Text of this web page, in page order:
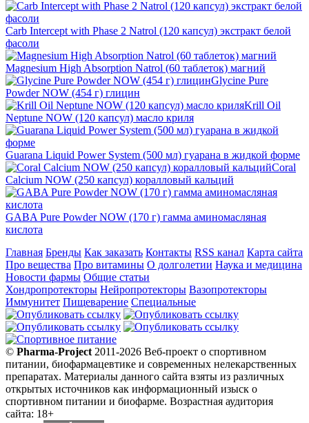
Carb Intercept with Phase 2 Natrol (120 капсул) экстракт белой
фасоли
Magnesium High Absorption Natrol (60 таблеток) магний
Glycine Pure
Powder NOW (454 г) глицин
Krill Oil
Neptune NOW (120 капсул) масло криля
Guarana Liquid Power System (500 мл) гуарана в жидкой форме
Coral
Calcium NOW (250 капсул) коралловый кальций
GABA Pure Powder NOW (170 г) гамма аминомасляная
кислота
Главная Бренды Как заказать Контакты RSS канал Карта сайта
Про вещества Про витамины О долголетии Наука и медицина
Новости фармы Общие статьи
Хондропротекторы Нейропротекторы Вазопротекторы
Иммунитет Пищеварение Специальные
© Pharma-Project 2011-2026 Веб-проект о спортивном
питании, биофармацевтике и современных нелекарственных
препаратах. Материалы данного сайта взяты из различных
открытых источников как информационный изыск о
спортивном питании и биофарме. Возрастная аудитория
сайта: 18+